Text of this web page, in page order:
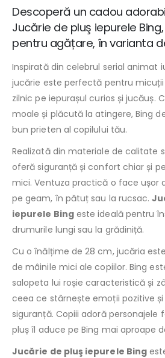
Descoperă un cadou
Jucărie de pluş iepurele
pentru agățare, în varianta
Inspirată din celebrul serial animat
jucărie este perfectă pentru
zilnic pe iepurașul curios și jucăuș.
moale și plăcută la atingere, Bing
bun prieten al copilului tău.
Realizată din materiale de calitate
oferă siguranță și confort chiar și
mici. Ventuza practică o face ușor
pe geam, în pătuț sau la rucsac.
iepurele Bingeste ideală pentru
drumurile lungi sau la grădiniță.
Cu o înălțime de 28 cm, jucăria
de mâinile mici ale copiilor. Bing
salopeta lui roșie caracteristică și
ceea ce stârnește emoții pozitive
siguranță. Copiii adoră personajele
pluș îl aduce pe Bing mai aproape
Jucărie de pluş iepurele Bing